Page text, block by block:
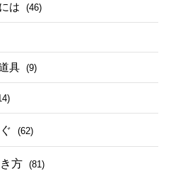
は (46)
具 (9)
(62)
方 (81)